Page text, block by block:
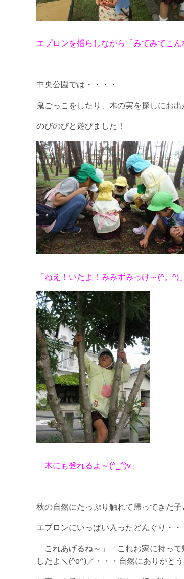
エプロンを揺らしながら「みてみて
中央公園では・・・・
鬼ごっこをしたり、木の実を探しにお
のびのびと遊びました！
「ねえ！いたよ！みみずみっ
「木にも登れるよ～(^_^)v」
秋の自然にたっぷり触れて帰ってきた
エプロンにいっぱい入ったどんぐり・・
「これあげるね～」「これお家に持っ
したよ＼(^o^)／・・・自然にありがとう